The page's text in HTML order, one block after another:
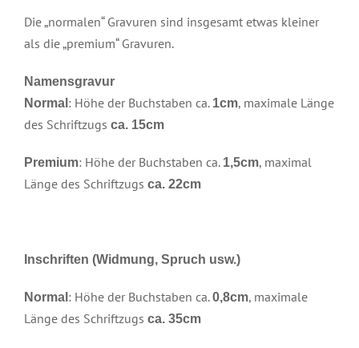
Die „normalen“ Gravuren sind insgesamt etwas kleiner
als die „premium“ Gravuren.
Namensgravur
Normal : Höhe der Buchstaben ca. 1cm, maximale Länge
des Schriftzugs ca. 15cm
Premium: Höhe der Buchstaben ca. 1,5cm, maximal
Länge des Schriftzugs ca. 22cm
Inschriften (Widmung, Spruch usw.)
Normal : Höhe der Buchstaben ca.0,8cm, maximale
Länge des Schriftzugs ca. 35cm